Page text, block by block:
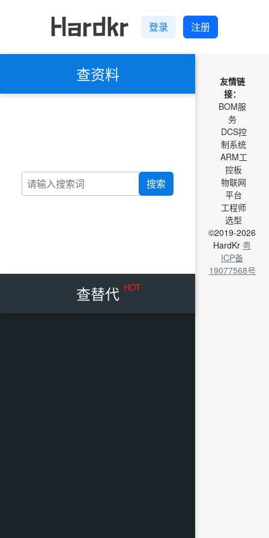
登录 注册
查资料
搜索
查替代 HOT
友情链
接：
BOM服
务
DCS控
制系统
ARM工
控板
物联网
平台
工程师
选型
©2019-2026
HardKr 粤
ICP备
19077568号